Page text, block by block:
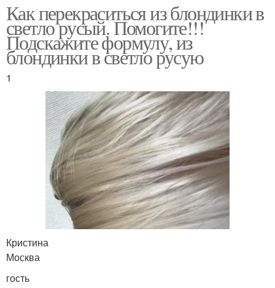
Как перекраситься из блондинки в
светло русый. Помогите!!!
Подскажите формулу, из
блондинки в светло русую
1
Кристина
Москва
гость